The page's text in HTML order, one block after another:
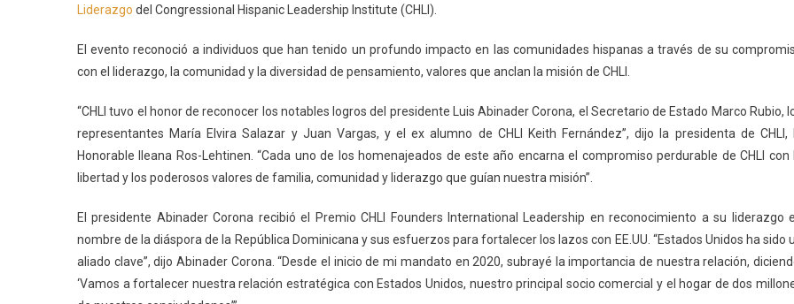
Liderazgo del Congressional Hispanic Leadership Institute (CHLI).
El evento reconoció a individuos que han tenido un profundo impacto en las comunidades hispanas a través de su
con el liderazgo, la comunidad y la diversidad de pensamiento, valores que anclan la misión de CHLI.
“CHLI tuvo el honor de reconocer los notables logros del presidente Luis Abinader Corona, el Secretario de Estado Marco Rubio,
representantes María Elvira Salazar y Juan Vargas, y el ex alumno de CHLI Keith Fernández”, dijo la presidenta de CHLI,
Honorable Ileana Ros-Lehtinen. “Cada uno de los homenajeados de este año encarna el compromiso perdurable de CHLI con
libertad y los poderosos valores de familia, comunidad y liderazgo que guían nuestra misión”.
El presidente Abinader Corona recibió el Premio CHLI Founders International Leadership en reconocimiento a su liderazgo
nombre de la diáspora de la República Dominicana y sus esfuerzos para fortalecer los lazos con EE.UU. “Estados Unidos ha sido
aliado clave”, dijo Abinader Corona. “Desde el inicio de mi mandato en 2020, subrayé la importancia de nuestra relación,
‘Vamos a fortalecer nuestra relación estratégica con Estados Unidos, nuestro principal socio comercial y el hogar de dos